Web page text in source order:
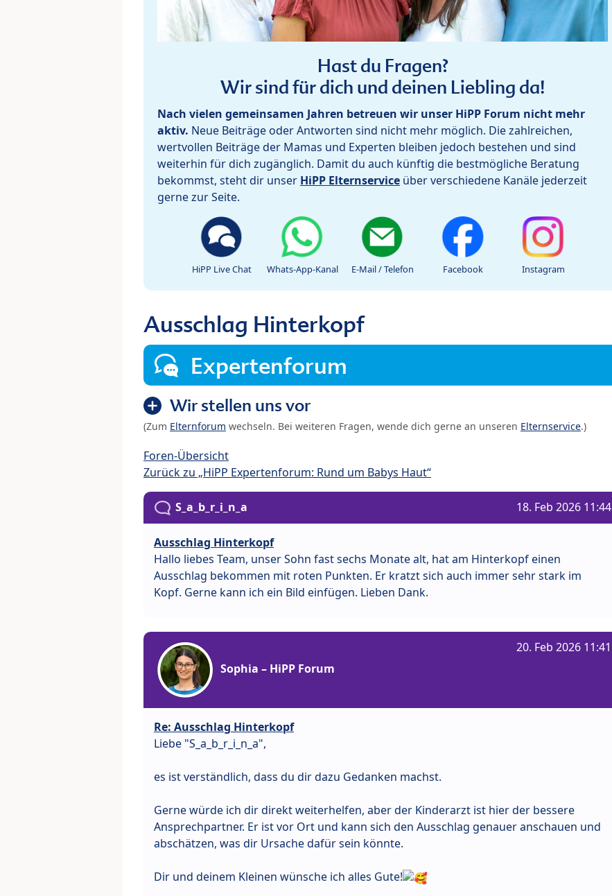
Hast du Fragen?
Wir sind für dich und deinen Liebling da!
Nach vielen gemeinsamen Jahren betreuen wir unser HiPP Forum nicht mehr
aktiv. Neue Beiträge oder Antworten sind nicht mehr möglich. Die zahlreichen,
wertvollen Beiträge der Mamas und Experten bleiben jedoch bestehen und sind
weiterhin für dich zugänglich. Damit du auch künftig die bestmögliche Beratung
bekommst, steht dir unser HiPP Elternservice über verschiedene Kanäle jederzeit
gerne zur Seite.
HiPP Live Chat Whats-App-Kanal E-Mail / Telefon Facebook Instagram
Ausschlag Hinterkopf
Expertenforum
Wir stellen uns vor
(Zum Elternforum wechseln. Bei weiteren Fragen, wende dich gerne an unseren Elternservice.)
Foren-Übersicht
Zurück zu „HiPP Expertenforum: Rund um Babys Haut“
S_a_b_r_i_n_a 18. Feb 2026 11:44
Ausschlag Hinterkopf
Hallo liebes Team, unser Sohn fast sechs Monate alt, hat am Hinterkopf einen
Ausschlag bekommen mit roten Punkten. Er kratzt sich auch immer sehr stark im
Kopf. Gerne kann ich ein Bild einfügen. Lieben Dank.
Sophia – HiPP Forum
20. Feb 2026 11:41
Re: Ausschlag Hinterkopf
Liebe "S_a_b_r_i_n_a",
es ist verständlich, dass du dir dazu Gedanken machst.
Gerne würde ich dir direkt weiterhelfen, aber der Kinderarzt ist hier der bessere
Ansprechpartner. Er ist vor Ort und kann sich den Ausschlag genauer anschauen und
abschätzen, was dir Ursache dafür sein könnte.
Dir und deinem Kleinen wünsche ich alles Gute!